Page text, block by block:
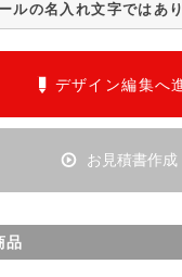
ルの名入れ文字ではあ
お見積書作成
デザイン編集へ
品